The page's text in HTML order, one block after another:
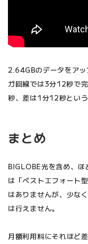
2.64GBのデータをア
ガ回線では3分12秒で
秒、差は1分12秒という
まとめ
BIGLOBE光を含め、ほ
は「ベストエフォート
はありませんが、少な
は行えません。
月額利用料にそれほど